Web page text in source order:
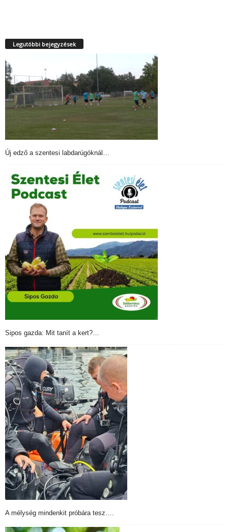
Legutóbbi bejegyzések
Új edző a szentesi labdarúgóknál…
Sipos gazda: Mit tanít a kert?…
A mélység mindenkit próbára tesz….